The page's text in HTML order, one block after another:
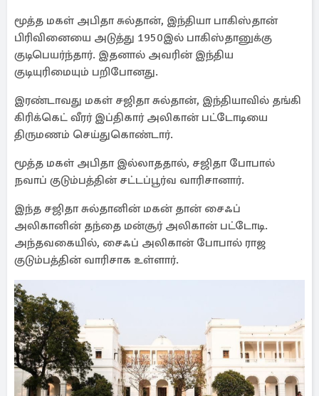
மூத்த மகள் அபிதா சுல்தான், இந்தியா பாகிஸ்தான்
பிரிவினையை அடுத்து 1950இல் பாகிஸ்தானுக்கு
குடிபெயர்ந்தார். இதனால் அவரின் இந்திய
குடியுரிமையும் பறிபோனது.
இரண்டாவது மகள் சஜிதா சுல்தான், இந்தியாவில் தங்கி
கிரிக்கெட் வீரர் இப்திகார் அலிகான் பட்டோடியை
திருமணம் செய்துகொண்டார்.
மூத்த மகள் அபிதா இல்லாததால், சஜிதா போபால்
நவாப் குடும்பத்தின் சட்டப்பூர்வ வாரிசானார்.
இந்த சஜிதா சுல்தானின் மகன் தான் சைஃப்
அலிகானின் தந்தை மன்சூர் அலிகான் பட்டோடி.
அந்தவகையில், சைஃப் அலிகான் போபால் ராஜ
குடும்பத்தின் வாரிசாக உள்ளார்.